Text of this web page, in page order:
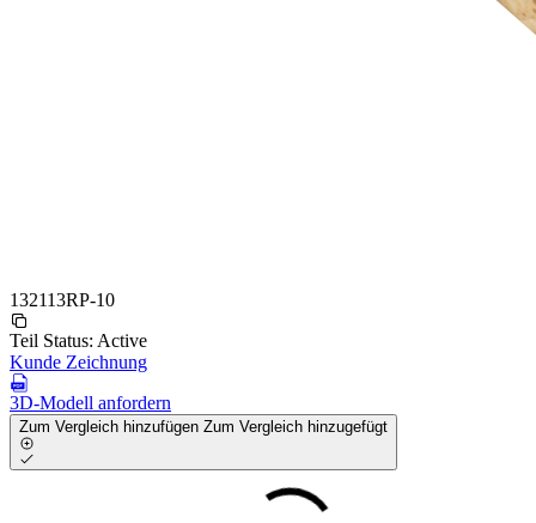
132113RP-10
Teil Status: Active
Kunde Zeichnung
3D-Modell anfordern
Zum Vergleich hinzufügen Zum Vergleich hinzugefügt